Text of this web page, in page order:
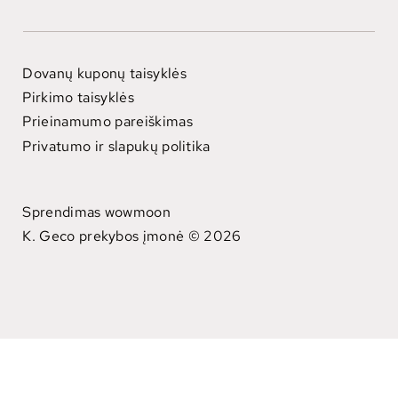
Sprendimas wowmoon
K. Geco prekybos įmonė © 2026
Dovanų kuponų taisyklės
Pirkimo taisyklės
Prieinamumo pareiškimas
Privatumo ir slapukų politika